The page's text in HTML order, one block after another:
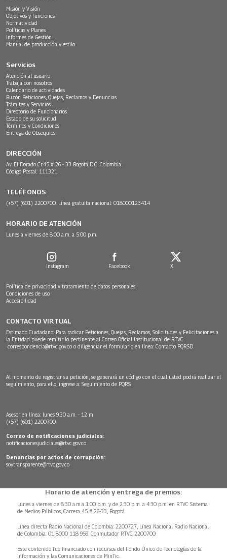
Misión y Visión
Objetivos y funciones
Normatividad
Políticas y Planes
Informes de Gestión
Manual de producción y estilo
Servicios
Atención al usuario
Trabaja con nosotros
Calendario de actividades
Buzón Peticiones, Quejas, Reclamos y Denuncias
Trámites y Servicios
Directorio de Funcionarios
Estado de su solicitud
Términos y Condiciones
Entrega de Obsequios
DIRECCIÓN
Av. El Dorado Cr.45 # 26 - 33 Bogotá D.C. Colombia.
Código Postal: 111321
TELÉFONOS
(+57) (601) 2200700. Línea gratuita nacional: 018000123414
HORARIO DE ATENCIÓN
Lunes a viernes de 8:00 a.m. a 5:00 p.m.
Instagram Facebook X
Política de privacidad y tratamiento de datos personales
Condiciones de uso
Accesibilidad
CONTACTO VIRTUAL
Estimado Ciudadano: Para radicar Peticiones, Quejas, Reclamos, Solicitudes y Felicitaciones a
la Entidad puede remitir lo pertinente al Correo Oficial Institucional de RTVC
correspondencia@rtvc.gov.co o diligenciar el formulario en línea: Contacto PQRSD.
Al momento de registrar su petición, se generará un código con el cual usted podrá realizar el
seguimiento, para ello, ingrese a: Seguimiento de PQRS
Asesor en línea: lunes 9:30 a.m. - 12 m
(+57) (601) 2200700
Correo de notificaciones judiciales:
notificacionesjudiciales@rtvc.gov.co
Denuncias por actos de corrupción:
soytransparente@rtvc.gov.co
Horario de atención y entrega de premios:
Lunes a viernes de 8:30 a.m.a 1:00 p.m. y de 2:30 p.m. a 4:30 p.m. en RTVC Sistema
de Medios Públicos, Carrera 45 # 26-33, Bogotá.
Línea directa Radio Nacional de Colombia: 2200727, Línea Nacional Radio Nacional
de Colombia: 01 8000 118 959. Conmutador RTVC 2200700
Este contenido fue financiado con recursos del Fondo Único de Tecnologías de la
Información y las Comunicaciones de MinTic.